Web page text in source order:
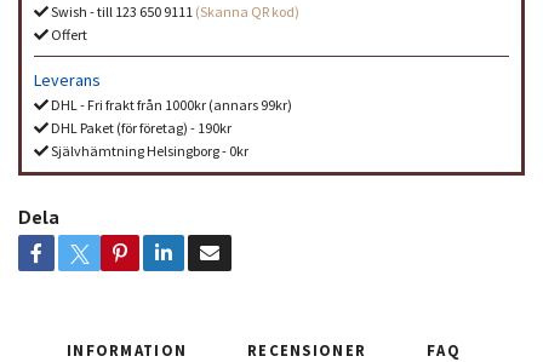
Swish - till 123 650 9111 (Skanna QR kod)
Offert
Leverans
DHL - Fri frakt från 1000kr (annars 99kr)
DHL Paket (för företag) - 190kr
Självhämtning Helsingborg - 0kr
Dela
INFORMATION RECENSIONER FAQ